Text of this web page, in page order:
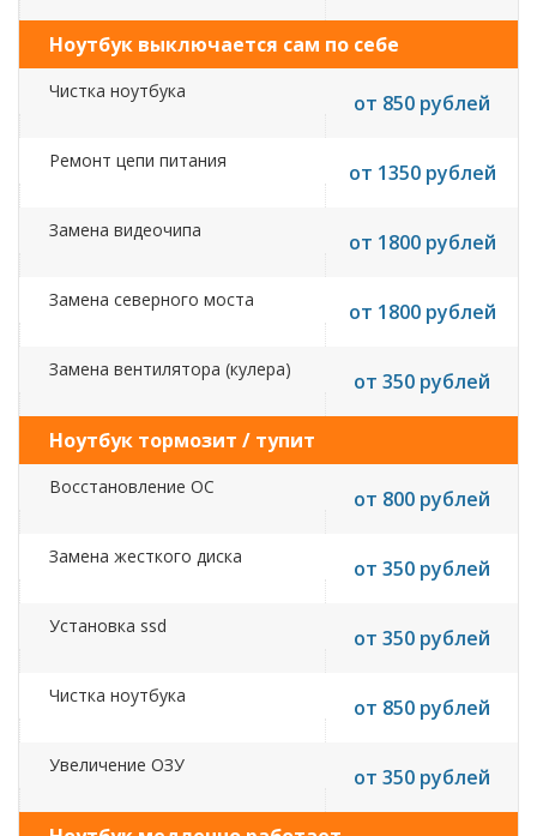
Ноутбук выключается сам по себе
Чистка ноутбука от 850 рублей
Ремонт цепи питания от 1350 рублей
Замена видеочипа от 1800 рублей
Замена северного моста от 1800 рублей
Замена вентилятора (кулера) от 350 рублей
Ноутбук тормозит / тупит
Восстановление ОС от 800 рублей
Замена жесткого диска от 350 рублей
Установка ssd от 350 рублей
Чистка ноутбука от 850 рублей
Увеличение ОЗУ от 350 рублей